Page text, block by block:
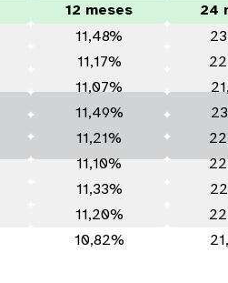
12 meses
11,48%
11,17%
11,07%
11,49%
11,21%
11,10%
11,33%
11,20%
10,82%
24